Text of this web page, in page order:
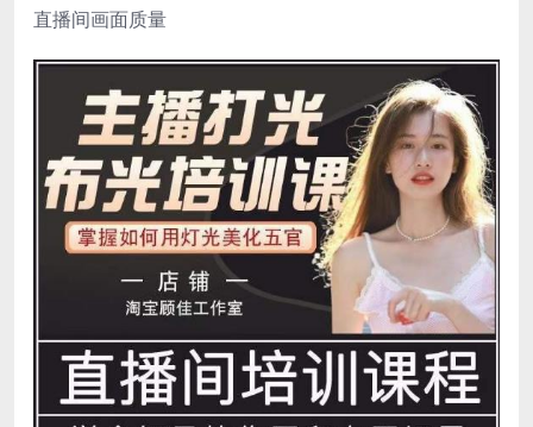
直播间画面质量